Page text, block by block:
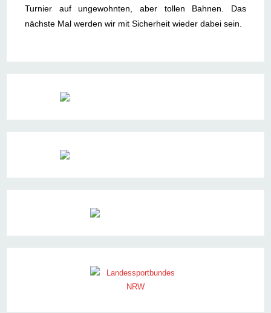
Turnier auf ungewohnten, aber tollen Bahnen. Das
nächste Mal werden wir mit Sicherheit wieder dabei sein.